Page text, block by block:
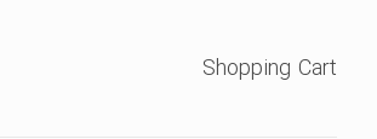
Shopping Cart